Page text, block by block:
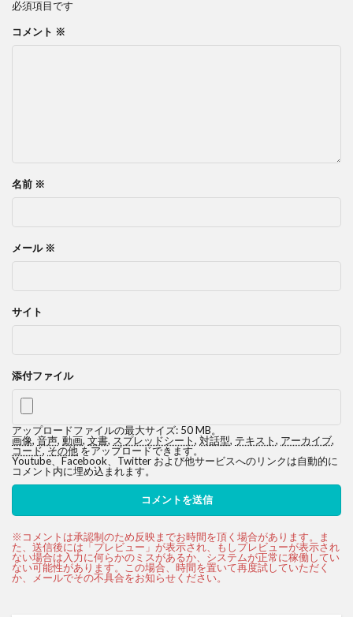
必須項目です
コメント ※
名前 ※
メール ※
サイト
添付ファイル
アップロードファイルの最大サイズ: 50 MB。
画像, 音声, 動画, 文書, スプレッドシート, 対話型, テキスト, アーカイブ,
コード,その他をアップロードできます。
Youtube、Facebook、Twitter および他サービスへのリンクは自動的に
コメント内に埋め込まれます。